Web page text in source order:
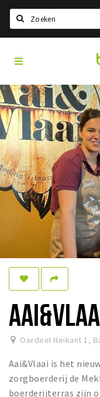
Home
Information
A propos de Baarle
Histoire
Visit Baarle Shop
Bon d'achat
Événements
Boire
Dormir
Achats
Éxpercience
Oordeel Heikant 1,
Aai&Vlaai is het
zorgboerderij de
boerderijterras zijn